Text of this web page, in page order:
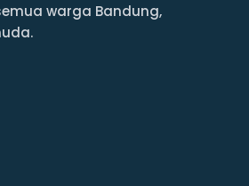
warga Bandung,